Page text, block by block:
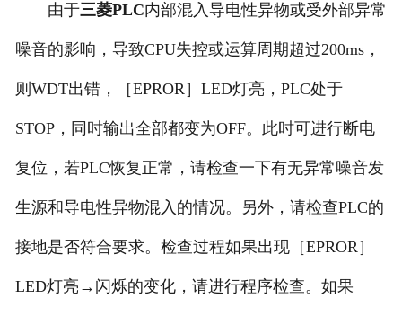
由于三菱PLC内部混入导电性异物或受外部异常
噪音的影响，导致CPU失控或运算周期超过200ms，
则WDT出错，［EPROR］LED灯亮，PLC处于
STOP，同时输出全部都变为OFF。此时可进行断电
复位，若PLC恢复正常，请检查一下有无异常噪音发
生源和导电性异物混入的情况。另外，请检查PLC的
接地是否符合要求。检查过程如果出现［EPROR］
LED灯亮→闪烁的变化，请进行程序检查。如果